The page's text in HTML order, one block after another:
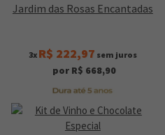
Jardim das Rosas Encantadas
3x R$ 222,97 sem juros
por R$ 668,90